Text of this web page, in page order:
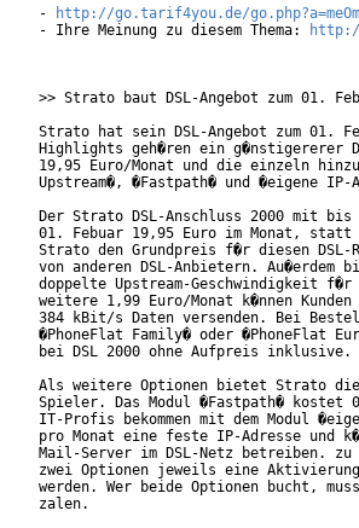
-
http://go.tarif4you.de/
- Ihre Meinung zu diesem Thema:
>> Strato baut DSL-Angebot zum 01.
Strato hat sein DSL-Angebot zum 01.
Highlights geh�ren ein g�nstigererer
19,95 Euro/Monat und die einzeln
Upstream�, �Fastpath� und �eigene
Der Strato DSL-Anschluss 2000 mit
01. Febuar 19,95 Euro im Monat,
Strato den Grundpreis f�r diesen DSL-
von anderen DSL-Anbietern.
doppelte Upstream-Geschwindigkeit
weitere 1,99 Euro/Monat k�nnen
384 kBit/s Daten versenden. Bei
�PhoneFlat Family� oder �PhoneFlat
bei DSL 2000 ohne Aufpreis
Als weitere Optionen bietet Strato
Spieler. Das Modul �Fastpath� kostet
IT-Profis bekommen mit dem Modul
pro Monat eine feste IP-Adresse und
Mail-Server im DSL-Netz betreiben.
zwei Optionen jeweils eine
werden. Wer beide Optionen bucht,
zalen.